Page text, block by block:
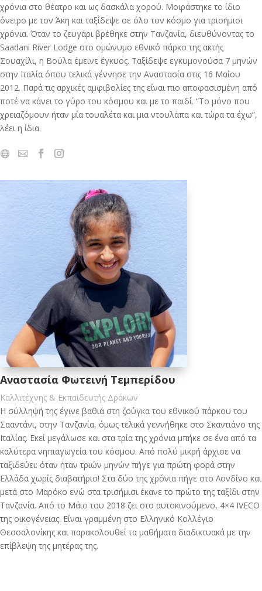
χρόνια στο θέατρο και ως δασκάλα χορού. Μοιράστηκε το ίδιο
όνειρο με τον Άκη και ταξίδεψε σε όλο τον κόσμο για τρισήμισι
χρόνια. Όταν το ζευγάρι βρέθηκε στην Τανζανία, διευθύνοντας το
Saadani River Lodge στο ομώνυμο εθνικό πάρκο της ακτής
Σουαχίλι, η Βούλα έμεινε έγκυος. Ταξίδεψε εγκυμονούσα 7 μηνών
στην Ιταλία όπου τελικά γέννησε την Αναστασία στις 16 Μαίου
2012. Παρά τις αρχικές αμφιβολίες της είναι πιο αποφασισμένη από
ποτέ να κάνει το γύρο του κόσμου και με το παιδί. “Το μόνο που
χρειαζόμουν ήταν μία τουαλέτα και μια ντουλάπα και τώρα τα έχω”,
λέει η ίδια.
Αναστασία Φωτεινή Τεμπερίδου
Καλλιτέχνης & Εκπαιδευτής Δράκων
Η σύλληψή της έγινε βαθιά στη ζούγκα του εθνικού πάρκου του
Σααντάνι, στην Τανζανία, όμως τελικά γεννήθηκε στο Σκαντιάνο της
Ιταλίας. Εκεί μεγάλωσε και στα τρία της χρόνια μπήκε σε ένα από τα
καλύτερα νηπιαγωγεία του κόσμου. Από πολύ μικρή άρχισε να
ταξιδεύει: όταν ήταν τριών μηνών πήγε για πρώτη φορά στην
Ελλάδα χωρίς διαβατήριο! Στα δύο της χρόνια πήγε στο Λονδίνο και
μετά στο Μαρόκο ενώ στα τρισήμισι έκανε το πρώτο της ταξίδι στην
Τανζανία. Από το Μάιο του 2018 ζει στο αυτοκινούμενο, 4×4 IVECO
της οικογένειας. Είναι γραμμένη στο Ελληνικό Κολλέγιο
Θεσσαλονίκης και παρακολουθεί τα μαθήματα διαδικτυακά με την
επίβλεψη της μητέρας της.